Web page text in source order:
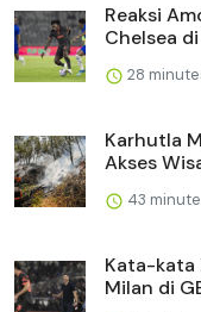
Reaksi
Chelsea di
28
Karhutla
Akses
43
Kata-kata
Milan di